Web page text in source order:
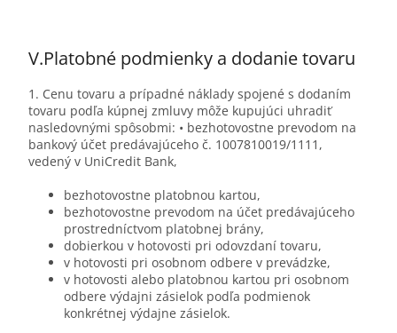
V.Platobné podmienky a dodanie tovaru
1. Cenu tovaru a prípadné náklady spojené s dodaním
tovaru podľa kúpnej zmluvy môže kupujúci uhradiť
nasledovnými spôsobmi: • bezhotovostne prevodom na
bankový účet predávajúceho č. 1007810019/1111,
vedený v UniCredit Bank,
bezhotovostne platobnou kartou,
bezhotovostne prevodom na účet predávajúceho
prostredníctvom platobnej brány,
dobierkou v hotovosti pri odovzdaní tovaru,
v hotovosti pri osobnom odbere v prevádzke,
v hotovosti alebo platobnou kartou pri osobnom
odbere výdajni zásielok podľa podmienok
konkrétnej výdajne zásielok.